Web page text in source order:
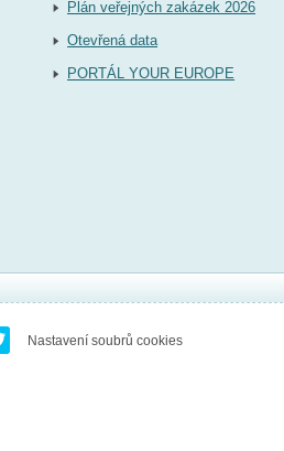
Plán veřejných zakázek 2026
Otevřená data
PORTÁL YOUR EUROPE
Nastavení soubrů cookies